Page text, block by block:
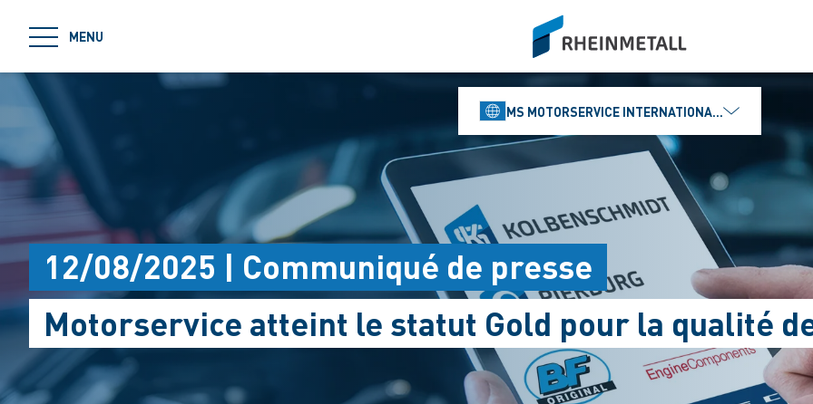
MENU
siteLogo
MS MOTORSERVICE INTERNATIONAL GMBH
12/08/2025 | Communiqué de presse
Motorservice atteint le statut Gold pour la qualité